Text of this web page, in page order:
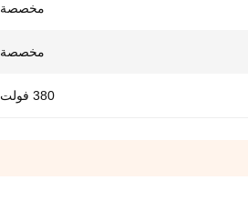
مخصصة
مخصصة
380 فولت